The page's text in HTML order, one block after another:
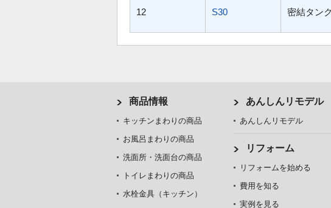
12 S30 密結タンク
商品情報
キッチンまわりの商品
お風呂まわりの商品
洗面所・洗面台の商品
トイレまわりの商品
水栓金具（キッチン）
あんしんリモデル
あんしんリモデル
リフォーム
リフォームを始める
費用を知る
実例を見る